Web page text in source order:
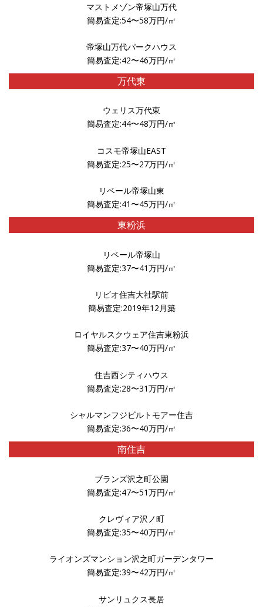
マストメゾン帝塚山万代
簡易査定:54〜58万円/㎡
帝塚山万代パークハウス
簡易査定:42〜46万円/㎡
万代東
ウェリス万代東
簡易査定:44〜48万円/㎡
コスモ帝塚山EAST
簡易査定:25〜27万円/㎡
リベール帝塚山東
簡易査定:41〜45万円/㎡
東粉浜
リベール帝塚山
簡易査定:37〜41万円/㎡
リビオ住吉大社駅前
簡易査定:2019年12月築
ロイヤルスクウェア住吉東粉浜
簡易査定:37〜40万円/㎡
住吉西シティハウス
簡易査定:28〜31万円/㎡
シャルマンフジビルトモアー住吉
簡易査定:36〜40万円/㎡
南住吉
ブランズ沢之町公園
簡易査定:47〜51万円/㎡
クレヴィア沢ノ町
簡易査定:35〜40万円/㎡
ライオンズマンション沢之町ガーデンタワー
簡易査定:39〜42万円/㎡
サンリュクス長居